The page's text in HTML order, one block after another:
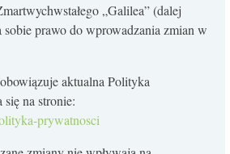
„Galilea” (dalej
sobie prawo do wprowadzania zmian w
aktualna Polityka
na stronie:
prywatnosci